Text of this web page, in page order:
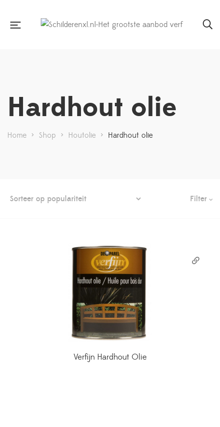
Hardhout olie
Home > Shop > Houtolie > Hardhout olie
Filter
Verfijn Hardhout Olie